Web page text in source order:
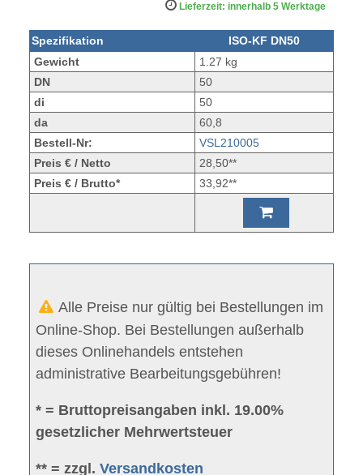
Lieferzeit: innerhalb 5 Werktage
Spezifikation
ISO-KF DN50
Gewicht
1.27 kg
DN
50
di
50
da
60,8
Bestell-Nr:
VSL210005
Preis € / Netto
28,50**
Preis € / Brutto*
33,92**
Alle Preise nur gültig bei Bestellungen im
Online-Shop. Bei Bestellungen außerhalb
dieses Onlinehandels entstehen
administrative Bearbeitungsgebühren!
* = Bruttopreisangaben inkl. 19.00%
gesetzlicher Mehrwertsteuer
** = zzgl.Versandkosten